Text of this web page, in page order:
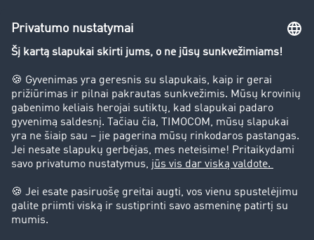
Įmonė
Sėkmės istorijos
Klientai įdarbina klientus
Teisinė informacija
Teisinis pranešimas
Duomenų apsauga